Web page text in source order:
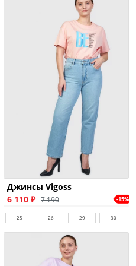
Джинсы Vigoss
6 110 ₽ 7 190 -15%
25 26 29 30